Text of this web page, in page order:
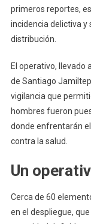
primeros reportes,
incidencia delictiva y
distribución.
El operativo, llevado
de Santiago
vigilancia que
hombres fueron
donde enfrentarán
contra la salud.
Un
Cerca de 60
en el despliegue,